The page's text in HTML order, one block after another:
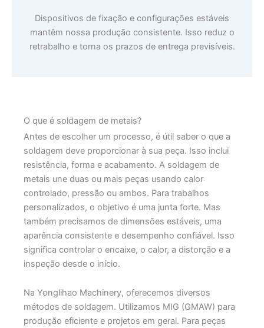
Dispositivos de fixação e configurações estáveis
mantêm nossa produção consistente. Isso reduz o
retrabalho e torna os prazos de entrega previsíveis.
O que é soldagem de metais?
Antes de escolher um processo, é útil saber o que a
soldagem deve proporcionar à sua peça. Isso inclui
resistência, forma e acabamento. A soldagem de
metais une duas ou mais peças usando calor
controlado, pressão ou ambos. Para trabalhos
personalizados, o objetivo é uma junta forte. Mas
também precisamos de dimensões estáveis, uma
aparência consistente e desempenho confiável. Isso
significa controlar o encaixe, o calor, a distorção e a
inspeção desde o início.
Na Yonglihao Machinery, oferecemos diversos
métodos de soldagem. Utilizamos MIG (GMAW) para
produção eficiente e projetos em geral. Para peças